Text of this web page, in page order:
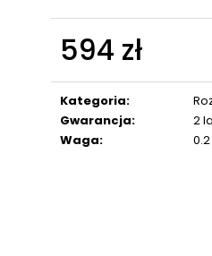
594 zł
Kategoria:
Gwarancja:
2
Waga:
NABOJE
PV 9 MM
63 zł